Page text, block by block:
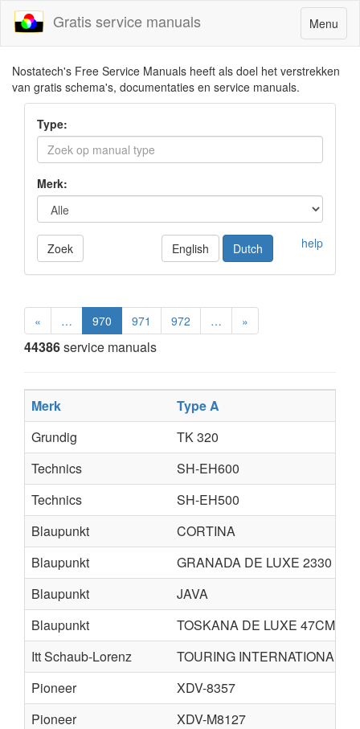
Toggle
navigation
Menu
Gratis service manuals
Nostatech's Free Service Manuals heeft als doel het verstrekken
van gratis schema's, documentaties en service manuals.
Type:
Merk:
Zoek help
English Dutch
« … 970 971 972 … »
44386service manuals
Merk
Type A
Grundig
TK 320
Technics
SH-EH600
Technics
SH-EH500
Blaupunkt
CORTINA
Blaupunkt
GRANADA DE LUXE 2330
Blaupunkt
JAVA
Blaupunkt
TOSKANA DE LUXE 47CM
Itt Schaub-Lorenz
TOURING INTERNATIONAL
Pioneer
XDV-8357
Pioneer
XDV-M8127